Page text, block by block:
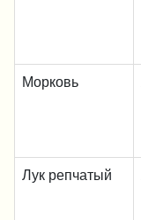
Морковь
Лук репчатый